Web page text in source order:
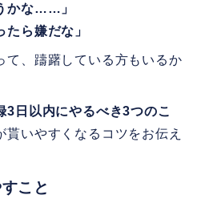
かな……」
たら嫌だな」
て、躊躇している方もいるか
3日以内にやるべき3つのこ
貰いやすくなるコツをお伝え
こと